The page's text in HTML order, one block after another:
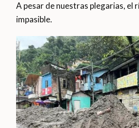
A pesar de nuestras plegarias, el
impasible.